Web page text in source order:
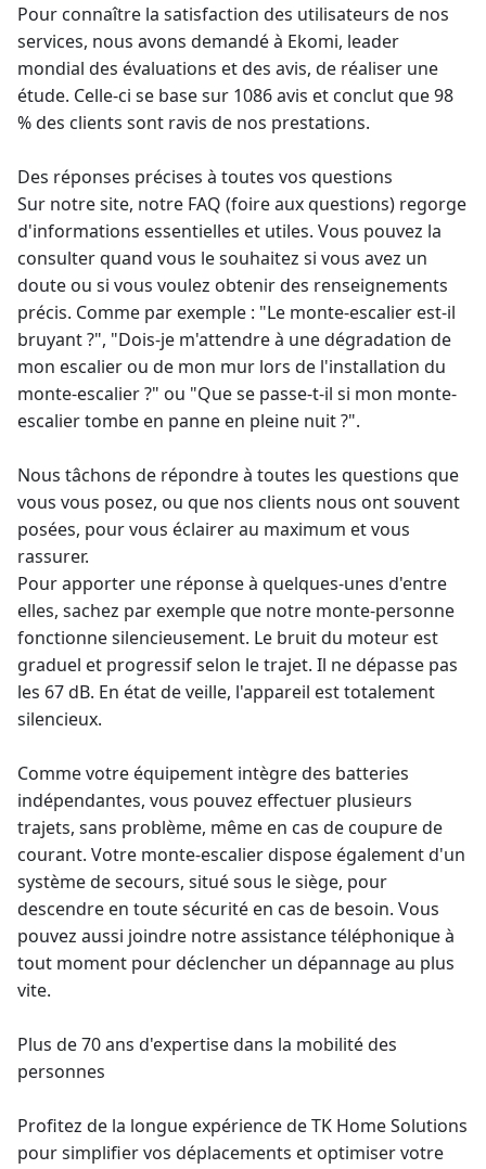
Pour connaître la satisfaction des utilisateurs de nos
services, nous avons demandé à Ekomi, leader
mondial des évaluations et des avis, de réaliser une
étude. Celle-ci se base sur 1086 avis et conclut que 98
% des clients sont ravis de nos prestations.
Des réponses précises à toutes vos questions
Sur notre site, notre FAQ (foire aux questions) regorge
d'informations essentielles et utiles. Vous pouvez la
consulter quand vous le souhaitez si vous avez un
doute ou si vous voulez obtenir des renseignements
précis. Comme par exemple : "Le monte-escalier est-il
bruyant ?", "Dois-je m'attendre à une dégradation de
mon escalier ou de mon mur lors de l'installation du
monte-escalier ?" ou "Que se passe-t-il si mon monte-
escalier tombe en panne en pleine nuit ?".
Nous tâchons de répondre à toutes les questions que
vous vous posez, ou que nos clients nous ont souvent
posées, pour vous éclairer au maximum et vous
rassurer.
Pour apporter une réponse à quelques-unes d'entre
elles, sachez par exemple que notre monte-personne
fonctionne silencieusement. Le bruit du moteur est
graduel et progressif selon le trajet. Il ne dépasse pas
les 67 dB. En état de veille, l'appareil est totalement
silencieux.
Comme votre équipement intègre des batteries
indépendantes, vous pouvez effectuer plusieurs
trajets, sans problème, même en cas de coupure de
courant. Votre monte-escalier dispose également d'un
système de secours, situé sous le siège, pour
descendre en toute sécurité en cas de besoin. Vous
pouvez aussi joindre notre assistance téléphonique à
tout moment pour déclencher un dépannage au plus
vite.
Plus de 70 ans d'expertise dans la mobilité des
personnes
Profitez de la longue expérience de TK Home Solutions
pour simplifier vos déplacements et optimiser votre